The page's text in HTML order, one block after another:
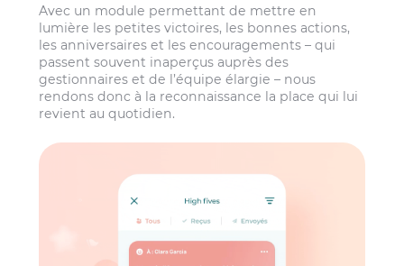
Avec un module permettant de mettre en
lumière les petites victoires, les bonnes actions,
les anniversaires et les encouragements – qui
passent souvent inaperçus auprès des
gestionnaires et de l’équipe élargie – nous
rendons donc à la reconnaissance la place qui lui
revient au quotidien.